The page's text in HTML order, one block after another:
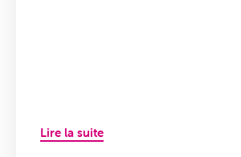
Lire la suite